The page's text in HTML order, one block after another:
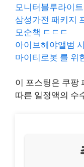
모니터블루라이
삼성가전 패키지
모순책 ㄷㄷㄷ
아이브헤야앨범
마이티로봇 를 위
이 포스팅은 쿠팡
따른 일정액의 수